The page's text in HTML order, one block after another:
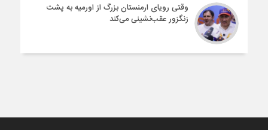
وقتی رویای ارمنستان بزرگ از اورمیه به پشت
زنگزور عقب‌نشینی می‌کند